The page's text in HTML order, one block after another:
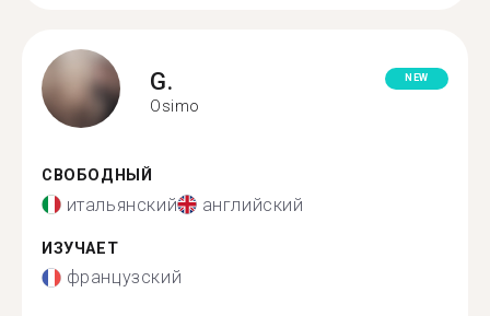
G.
Osimo
NEW
СВОБОДНЫЙ
итальянский английский
ИЗУЧАЕТ
французский